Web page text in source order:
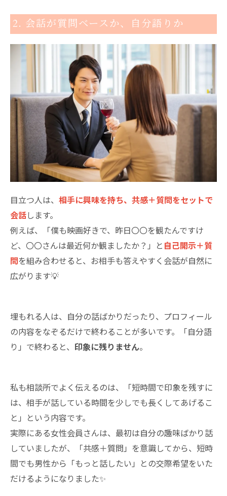
2. 会話が質問ベースか、自分語りか
目立つ人は、 相手に興味を持ち、共感＋質問をセットで
会話します。
例えば、「僕も映画好きで、昨日〇〇を観たんですけ
ど、〇〇さんは最近何か観ましたか？」と 自己開示＋質
問を組み合わせると、お相手も答えやすく会話が自然に
広がります💡
埋もれる人は、自分の話ばかりだったり、プロフィール
の内容をなぞるだけで終わることが多いです。「自分語
り」で終わると、 印象に残りません。
私も相談所でよく伝えるのは、「短時間で印象を残すに
は、相手が話している時間を少しでも長くしてあげるこ
と」という内容です。
実際にある女性会員さんは、最初は自分の趣味ばかり話
していましたが、「共感＋質問」を意識してから、短時
間でも男性から「もっと話したい」との交際希望をいた
だけるようになりました✨